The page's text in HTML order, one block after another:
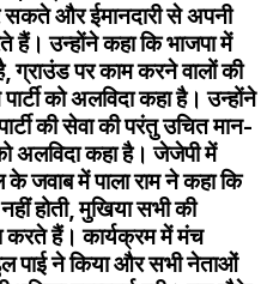
सकते और ईमानदारी से अपनी
उन्होंने कहा कि भाजपा में
ग्राउंड पर काम करने वालों की
को अलविदा कहा है। उन्होंने
की सेवा की परंतु उचित मान-
अलविदा कहा है। जेजेपी में
के जवाब में पाला राम ने कहा कि
होती, मुखिया सभी की
हैं। कार्यक्रम में मंच
पाई ने किया और सभी नेताओं